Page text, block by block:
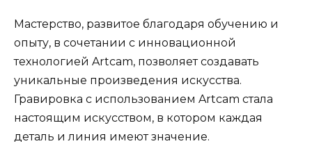
Мастерство, развитое благодаря обучению и
опыту, в сочетании с инновационной
технологией Artcam, позволяет создавать
уникальные произведения искусства.
Гравировка с использованием Artcam стала
настоящим искусством, в котором каждая
деталь и линия имеют значение.